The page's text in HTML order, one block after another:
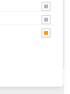
in het donker.